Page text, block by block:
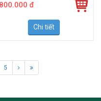
Chi tiết
5